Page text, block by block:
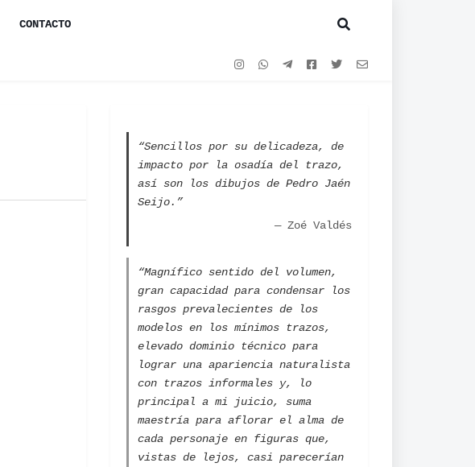
CONTACTO
“Sencillos por su delicadeza, de
impacto por la osadía del trazo,
así son los dibujos de Pedro Jaén
Seijo.”
— Zoé Valdés
“Magnífico sentido del volumen,
gran capacidad para condensar los
rasgos prevalecientes de los
modelos en los mínimos trazos,
elevado dominio técnico para
lograr una apariencia naturalista
con trazos informales y, lo
principal a mi juicio, suma
maestría para aflorar el alma de
cada personaje en figuras que,
vistas de lejos, casi parecerían